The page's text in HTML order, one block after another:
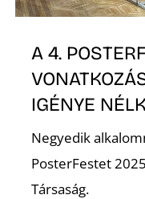
A 4.
IGÉNYE
Negyedik
PosterFestet
Társaság.